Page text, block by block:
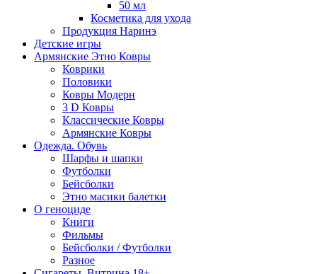
50 мл
Косметика для ухода
Продукция Наринэ
Детские игры
Армянские Этно Ковры
Коврики
Половики
Ковры Модерн
3 D Ковры
Классические Ковры
Армянские Ковры
Одежда. Обувь
Шарфы и шапки
Футболки
Бейсболки
Этно масики балетки
О геноциде
Книги
Фильмы
Бейсболки / Футболки
Разное